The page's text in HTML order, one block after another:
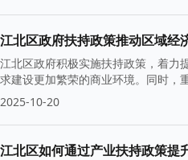
江北区政府扶持政策推动区域经
江北区政府积极实施扶持政策，着力
求建设更加繁荣的商业环境。同时，
2025-10-20
江北区如何通过产业扶持政策提